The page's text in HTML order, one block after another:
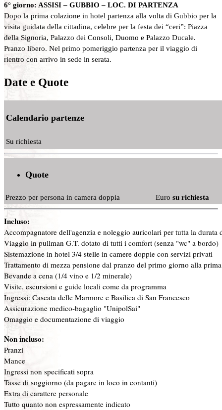
6° giorno: ASSISI – GUBBIO – LOC. DI PARTENZA
Dopo la prima colazione in hotel partenza alla volta di Gubbio per la
visita guidata della cittadina, celebre per la festa dei “ceri”: Piazza
della Signoria, Palazzo dei Consoli, Duomo e Palazzo Ducale.
Pranzo libero. Nel primo pomeriggio partenza per il viaggio di
rientro con arrivo in sede in serata.
Date e Quote
Calendario partenze
Su richiesta
Quote
Prezzo per persona in camera doppia Euro su richiesta
Incluso:
Accompagnatore dell'agenzia e noleggio auricolari per tutta la durata
Viaggio in pullman G.T. dotato di tutti i comfort (senza "wc" a bordo)
Sistemazione in hotel 3/4 stelle in camere doppie con servizi privati
Trattamento di mezza pensione dal pranzo del primo giorno alla
Bevande a cena (1/4 vino e 1/2 minerale)
Visite, escursioni e guide locali come da programma
Ingressi: Cascata delle Marmore e Basilica di San Francesco
Assicurazione medico-bagaglio "UnipolSai"
Omaggio e documentazione di viaggio
Non incluso:
Pranzi
Mance
Ingressi non specificati sopra
Tasse di soggiorno (da pagare in loco in contanti)
Extra di carattere personale
Tutto quanto non espressamente indicato